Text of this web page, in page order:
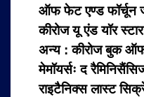
ऑफ फेट एण्ड फॉर्चून
कीरोज यू एंड यॉर
अन्य : कीरोज बुक ऑफ
मेमॉयर्सः द
राइटैनिक्स लास्ट